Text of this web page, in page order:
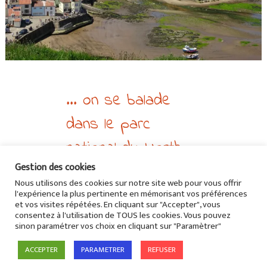
... on se balade
dans le parc
national du North
York Moors en
Angleterre
Europe>Royaume-Uni
© 2026 Le jour où….
Gestion des cookies
Nous utilisons des cookies sur notre site web pour vous offrir
l'expérience la plus pertinente en mémorisant vos préférences
et vos visites répétées. En cliquant sur "Accepter", vous
consentez à l'utilisation de TOUS les cookies. Vous pouvez
sinon paramétrer vos choix en cliquant sur "Paramètrer"
ACCEPTER PARAMETRER REFUSER